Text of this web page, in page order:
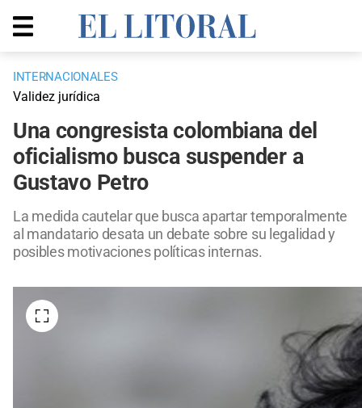
INTERNACIONALES
Validez jurídica
Una congresista colombiana del
oficialismo busca suspender a
Gustavo Petro
La medida cautelar que busca apartar temporalmente
al mandatario desata un debate sobre su legalidad y
posibles motivaciones políticas internas.